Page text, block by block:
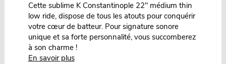
Cette sublime K Constantinople 22" médium thin
low ride, dispose de tous les atouts pour conquérir
votre cœur de batteur. Pour signature sonore
unique et sa forte personnalité, vous succomberez
à son charme !
En savoir plus